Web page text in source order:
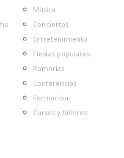
de Haría
de Yaiza
Día de Canarias espectáculo
honda PResentación
Música
Conciertos
Entretenimiento
Fiestas populares
Romerías
Conferencias
Formación
Cursos y talleres